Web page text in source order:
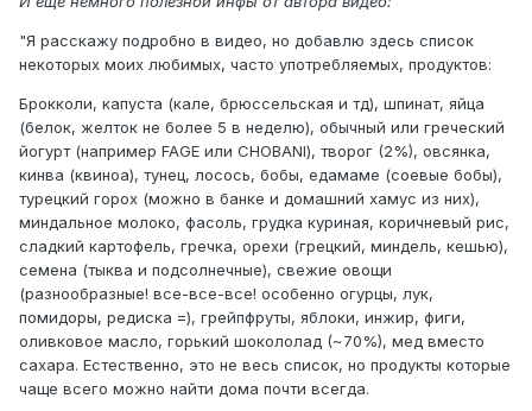
"Я расскажу подробно в видео, но добавлю здесь список
некоторых моих любимых, часто употребляемых, продуктов:
Брокколи, капуста (кале, брюссельская и тд), шпинат, яйца
(белок, желток не более 5 в неделю), обычный или греческий
йогурт (например FAGE или CHOBANI), творог (2%), овсянка,
кинва (квиноа), тунец, лосось, бобы, едамаме (соевые бобы),
турецкий горох (можно в банке и домашний хамус из них),
миндальное молоко, фасоль, грудка куриная, коричневый рис,
сладкий картофель, гречка, орехи (грецкий, миндель, кешью),
семена (тыква и подсолнечные), свежие овощи
(разнообразные! все-все-все! особенно огурцы, лук,
помидоры, редиска =), грейпфруты, яблоки, инжир, фиги,
оливковое масло, горький шокололад (~70%), мед вместо
сахара. Естественно, это не весь список, но продукты которые
чаще всего можно найти дома почти всегда.